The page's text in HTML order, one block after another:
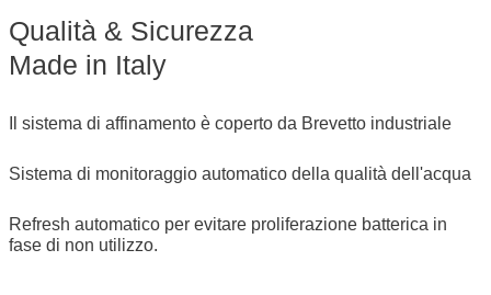
Qualità & Sicurezza
Made in Italy
Il sistema di affinamento è coperto da Brevetto industriale
Sistema di monitoraggio automatico della qualità dell'acqua
Refresh automatico per evitare proliferazione batterica in
fase di non utilizzo.